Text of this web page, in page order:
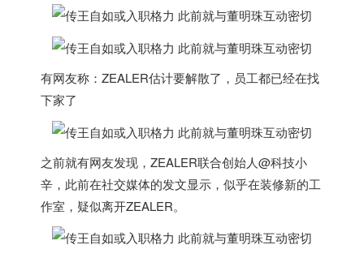
有网友称：ZEALER估计要解散了，员工都已经在找
下家了
之前就有网友发现，ZEALER联合创始人@科技小
辛，此前在社交媒体的发文显示，似乎在装修新的工
作室，疑似离开ZEALER。